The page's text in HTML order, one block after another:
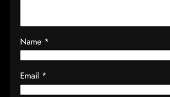
Name *
Email *